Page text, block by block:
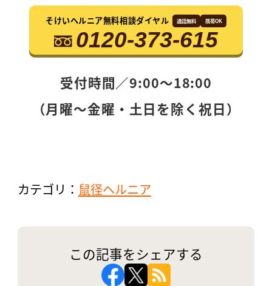
そけいヘルニア無料相談ダイヤル 通話無料 携帯OK
0120-373-615
受付時間／9:00〜18:00
（月曜〜金曜・土日を除く祝日）
カテゴリ： 鼠径ヘルニア
この記事をシェアする